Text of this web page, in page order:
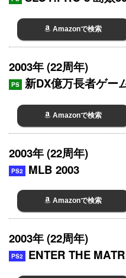
Amazonで検索
2003年 (22周年)
PS 新DX億万長者ゲー
Amazonで検索
2003年 (22周年)
PS2 MLB 2003
Amazonで検索
2003年 (22周年)
PS2 ENTER THE